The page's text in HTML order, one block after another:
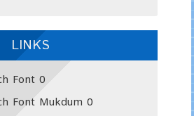
LINKS
Font0
Font Mukdum 0